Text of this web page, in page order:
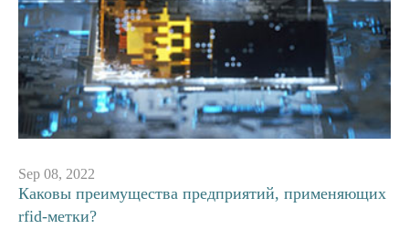
Sep 08, 2022
Каковы преимущества предприятий, применяющих
rfid-метки?